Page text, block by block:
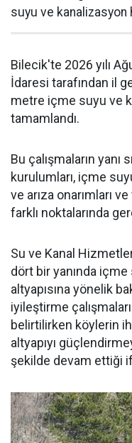
suyu ve kanalizasyon
Bilecik'te 2026 yılı
İdaresi tarafından il
metre içme suyu ve
tamamlandı.
Bu çalışmaların
kurulumları, içme
ve arıza onarımları
farklı noktalarında
Su ve Kanal
dört bir yanında
altyapısına yönelik
iyileştirme
belirtilirken köylerin
altyapıyı
şekilde devam ettiği